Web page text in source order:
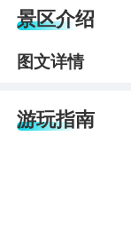
景区介绍
图文详情
游玩指南